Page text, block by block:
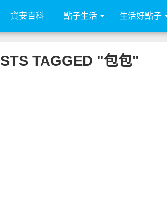
資安百科 點子生活 生活好點子
TAGGED "包包"